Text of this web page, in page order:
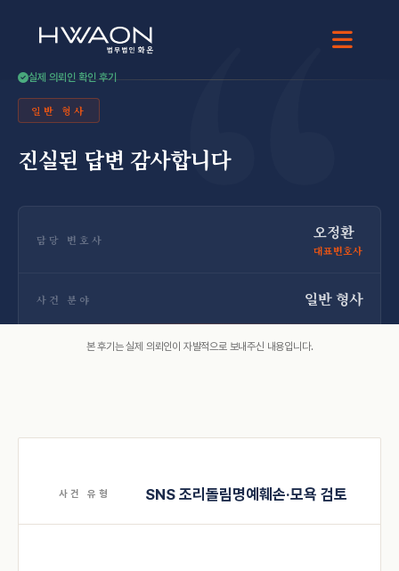
“
실제 의뢰인 확인 후기
일반 형사
진실된 답변 감사합니다
담당 변호사 오정환
대표변호사
사건 분야 일반 형사
본 후기는 실제 의뢰인이 자발적으로 보내주신 내용입니다.
사건 유형 SNS 조리돌림명예훼손·모욕 검토